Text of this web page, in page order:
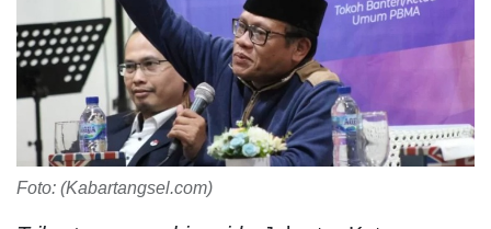
Foto: (Kabartangsel.com)